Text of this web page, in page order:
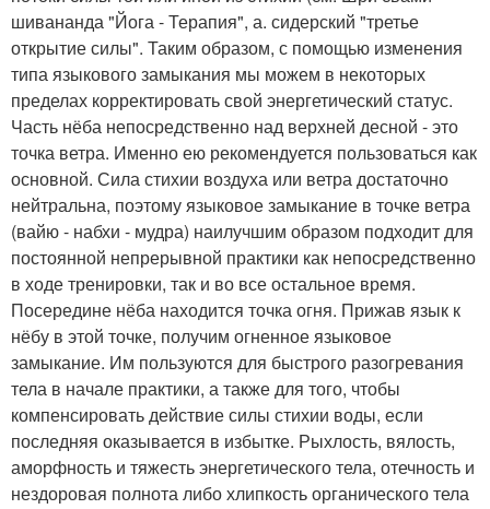
шивананда "Йога - Терапия", а. сидерский "третье
открытие силы". Таким образом, с помощью изменения
типа языкового замыкания мы можем в некоторых
пределах корректировать свой энергетический статус.
Часть нёба непосредственно над верхней десной - это
точка ветра. Именно ею рекомендуется пользоваться как
основной. Сила стихии воздуха или ветра достаточно
нейтральна, поэтому языковое замыкание в точке ветра
(вайю - набхи - мудра) наилучшим образом подходит для
постоянной непрерывной практики как непосредственно
в ходе тренировки, так и во все остальное время.
Посередине нёба находится точка огня. Прижав язык к
нёбу в этой точке, получим огненное языковое
замыкание. Им пользуются для быстрого разогревания
тела в начале практики, а также для того, чтобы
компенсировать действие силы стихии воды, если
последняя оказывается в избытке. Рыхлость, вялость,
аморфность и тяжесть энергетического тела, отечность и
нездоровая полнота либо хлипкость органического тела